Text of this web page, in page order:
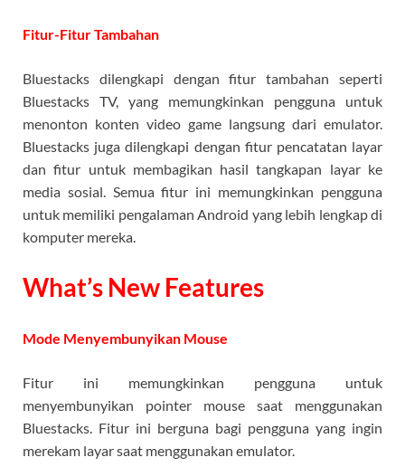
Fitur-Fitur Tambahan
Bluestacks dilengkapi dengan fitur tambahan seperti
Bluestacks TV, yang memungkinkan pengguna untuk
menonton konten video game langsung dari emulator.
Bluestacks juga dilengkapi dengan fitur pencatatan layar
dan fitur untuk membagikan hasil tangkapan layar ke
media sosial. Semua fitur ini memungkinkan pengguna
untuk memiliki pengalaman Android yang lebih lengkap di
komputer mereka.
What’s New Features
Mode Menyembunyikan Mouse
Fitur ini memungkinkan pengguna untuk
menyembunyikan pointer mouse saat menggunakan
Bluestacks. Fitur ini berguna bagi pengguna yang ingin
merekam layar saat menggunakan emulator.